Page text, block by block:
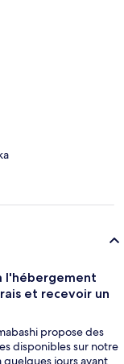
l'hébergement
et recevoir un
propose des
disponibles sur notre
jours avant